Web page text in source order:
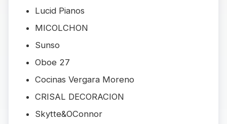
Lucid Pianos
MICOLCHON
Sunso
Oboe 27
Cocinas Vergara Moreno
CRISAL DECORACION
Skytte&OConnor